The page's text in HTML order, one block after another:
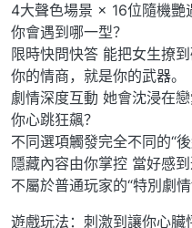
4大聲色場景 × 16位隨機艷
你會遇到哪一型？
限時快問快答 能把女生撩
你的情商，就是你的武器。
劇情深度互動 她會沈浸在
你心跳狂飆？
不同選項觸發完全不同的“後
隱藏內容由你掌控 當好感
不屬於普通玩家的“特別劇情”
遊戲玩法：刺激到讓你心臟